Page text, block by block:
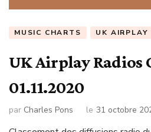
MUSIC CHARTS UK AIRPLAY
UK Airplay Radios
01.11.2020
par Charles Pons le 31 octobre